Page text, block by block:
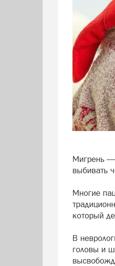
Мигрень —
выбивать
Многие
который
В
головы и